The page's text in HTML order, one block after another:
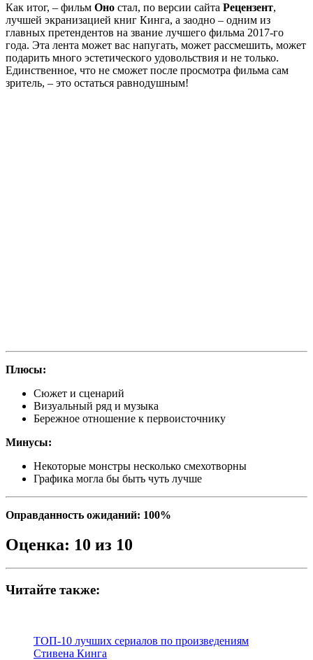
Как итог, – фильм Оно стал, по версии сайта Рецензент,
лучшей экранизацией книг Кинга, а заодно – одним из
главных претендентов на звание лучшего фильма 2017-го
года. Эта лента может вас напугать, может рассмешить, может
подарить много эстетического удовольствия и не только.
Единственное, что не сможет после просмотра фильма сам
зритель, – это остаться равнодушным!
Плюсы:
Сюжет и сценарий
Визуальный ряд и музыка
Бережное отношение к первоисточнику
Минусы:
Некоторые монстры несколько смехотворны
Графика могла бы быть чуть лучше
Оправданность ожиданий: 100%
Оценка: 10 из 10
Читайте также:
ТОП-10 лучших сериалов по произведениям
Стивена Кинга